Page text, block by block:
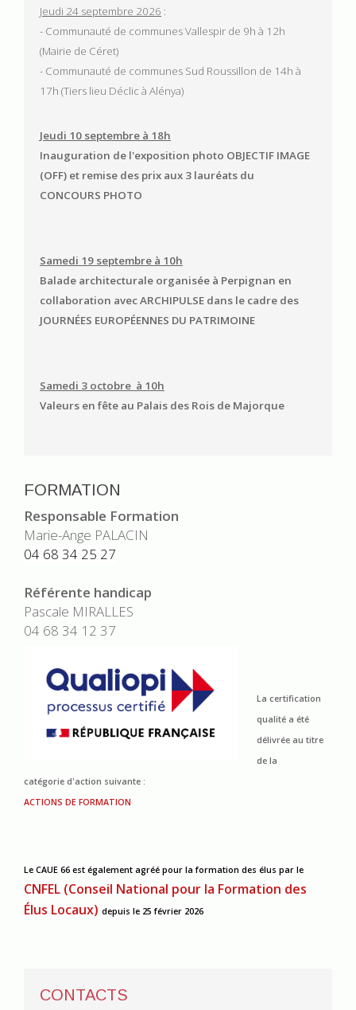
Jeudi 24 septembre 2026 :
- Communauté de communes Vallespir de 9h à 12h
(Mairie de Céret)
- Communauté de communes Sud Roussillon de 14h à
17h (Tiers lieu Déclic à Alénya)
Jeudi 10 septembre à 18h
Inauguration de l'exposition photo OBJECTIF IMAGE
(OFF) et remise des prix aux 3 lauréats du
CONCOURS PHOTO
Samedi 19 septembre à 10h
Balade architecturale organisée à Perpignan en
collaboration avec ARCHIPULSE dans le cadre des
JOURNÉES EUROPÉENNES DU PATRIMOINE
Samedi 3 octobre à 10h
Valeurs en fête au Palais des Rois de Majorque
FORMATION
Responsable Formation
Marie-Ange PALACIN
04 68 34 25 27
Référente handicap
Pascale MIRALLES
04 68 34 12 37
La certification
qualité a été
délivrée au titre
de la
catégorie d'action suivante :
ACTIONS DE FORMATION
Le CAUE 66 est également agréé pour la formation des élus par le
CNFEL (Conseil National pour la Formation des
Élus Locaux) depuis le 25 février 2026
CONTACTS